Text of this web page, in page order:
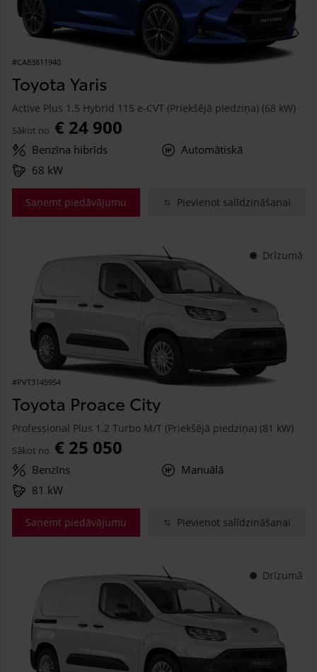
#CA83811940
Toyota Yaris
Active Plus 1.5 Hybrid 115 e-CVT (Priekšējā piedziņa) (68 kW)
Sākot no € 24 900
Benzīna hibrīds
Automātiskā
68 kW
Saņemt piedāvājumu Pievienot salīdzināšanai
Drīzumā
#PVT3145954
Toyota Proace City
Professional Plus 1.2 Turbo M/T (Priekšējā piedziņa) (81 kW)
Sākot no € 25 050
Benzīns
Manuālā
81 kW
Saņemt piedāvājumu Pievienot salīdzināšanai
Drīzumā